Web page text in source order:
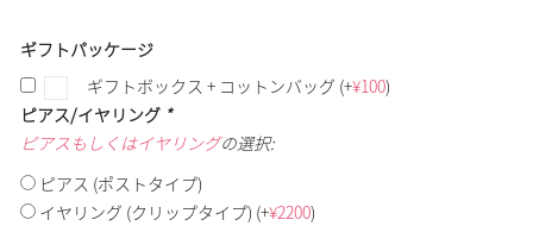
ギフトパッケージ
ギフトボックス + コットンバッグ (+¥100)
ピアス/イヤリング *
ピアスもしくはイヤリングの選択:
ピアス (ポストタイプ)
イヤリング (クリップタイプ) (+¥2200)